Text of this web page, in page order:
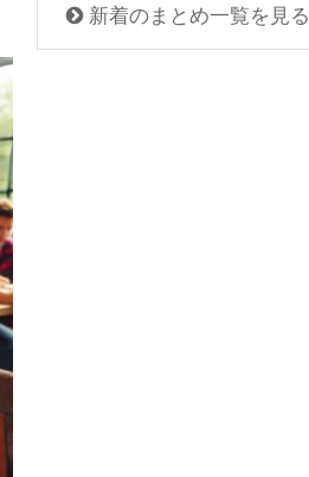
新着のまとめ一覧を見る